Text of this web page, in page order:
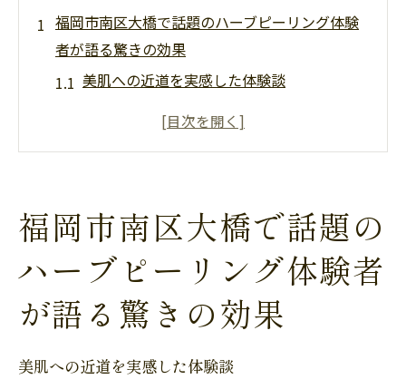
福岡市南区大橋で話題のハーブピーリング体験
者が語る驚きの効果
美肌への近道を実感した体験談
透明感アップの秘訣とは？
南区大橋での人気の理由
ハーブピーリングで叶える美肌の秘密福岡市南
自然成分がもたらす肌への優しさ
福岡市南区大橋で話題の
ハーブピーリング体験者
が語る驚きの効果
美肌への近道を実感した体験談